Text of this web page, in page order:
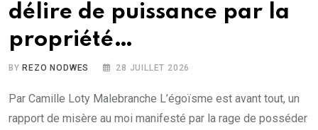
délire de puissance par la
propriété…
BYREZO NODWES 28 JUILLET 2026
Par Camille Loty Malebranche L’égoïsme est avant tout, un
rapport de misère au moi manifesté par la rage de posséder